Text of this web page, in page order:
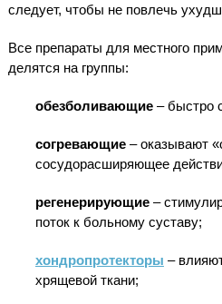
следует, чтобы не повлечь
Все препараты для местного
делятся на группы:
обезболивающие– быстро
согревающие– оказывают
сосудорасширяющее
регенерирующие–
поток к больному суставу;
хондропротекторы –
хрящевой ткани;